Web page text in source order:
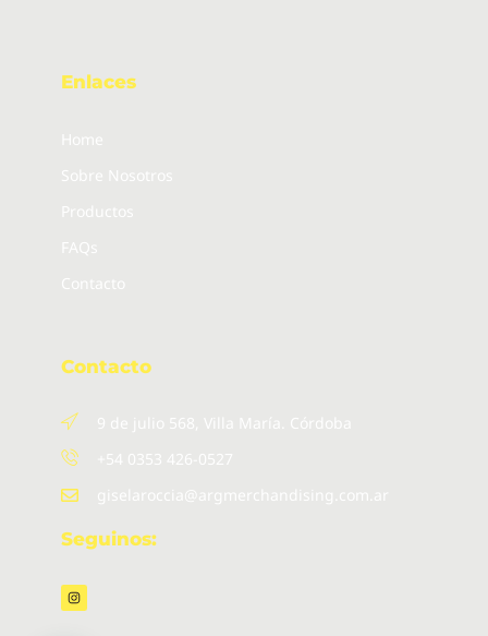
Enlaces
Home
Sobre Nosotros
Productos
FAQs
Contacto
Contacto
9 de julio 568, Villa María. Córdoba
+54 0353 426-0527
giselaroccia@argmerchandising.com.ar
Seguinos:
I
n
s